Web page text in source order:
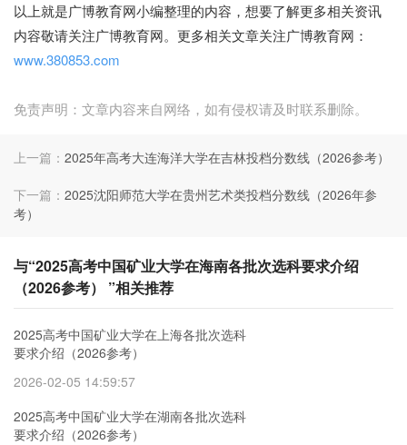
以上就是广博教育网小编整理的内容，想要了解更多相关资讯
内容敬请关注广博教育网。更多相关文章关注广博教育网：
www.380853.com
免责声明：文章内容来自网络，如有侵权请及时联系删除。
上一篇： 2025年高考大连海洋大学在吉林投档分数线（2026参考）
下一篇： 2025沈阳师范大学在贵州艺术类投档分数线（2026年参
考）
与“2025高考中国矿业大学在海南各批次选科要求介绍
（2026参考） ”相关推荐
2025高考中国矿业大学在上海各批次选科
要求介绍（2026参考）
2026-02-05 14:59:57
2025高考中国矿业大学在湖南各批次选科
要求介绍（2026参考）